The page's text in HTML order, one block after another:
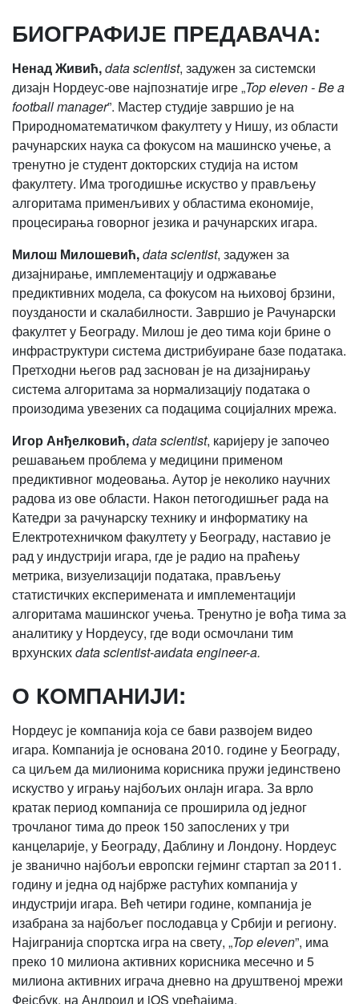
БИОГРАФИЈЕ ПРЕДАВАЧА:
Ненад Живић,data scientist, задужен за системски
дизајн Нордеус-ове најпознатије игре „Top eleven - Be a
football manager”. Мастер студије завршио је на
Природноматематичком факултету у Нишу, из области
рачунарских наука са фокусом на машинско учење, а
тренутно је студент докторских студија на истом
факултету. Има трогодишње искуство у прављењу
алгоритама применљивих у областима економије,
процесирања говорног језика и рачунарских игара.
Милош Милошевић,data scientist, задужен за
дизајнирање, имплементацију и одржавање
предиктивних модела, са фокусом на њиховој брзини,
поузданости и скалабилности. Завршио је Рачунарски
факултет у Београду. Милош је део тима који брине о
инфраструктури система дистрибуиране базе података.
Претходни његов рад заснован је на дизајнирању
система алгоритама за нормализацију података о
произодима увезених са подацима социјалних мрежа.
Игор Анђелковић,data scientist, каријеру је започео
решавањем проблема у медицини применом
предиктивног модеовања. Аутор је неколико научних
радова из ове области. Након петогодишњег рада на
Катедри за рачунарску технику и информатику на
Електротехничком факултету у Београду, наставио је
рад у индустрији игара, где је радио на праћењу
метрика, визуелизацији података, прављењу
статистичких експеримената и имплементацији
алгоритама машинског учења. Тренутно је вођа тима за
аналитику у Нордеусу, где води осмочлани тим
врхунскихdata scientist-aиdata engineer-a.
О КОМПАНИЈИ:
Нордеус је компанија која се бави развојем видео
игара. Компанија је основана 2010. године у Београду,
са циљем да милионима корисника пружи јединствено
искуство у игрању најбољих онлајн игара. За врло
кратак период компанија се проширила од једног
трочланог тима до преок 150 запослених у три
канцеларије, у Београду, Даблину и Лондону. Нордеус
је званично најбољи европски гејминг стартап за 2011.
годину и једна од најбрже растућих компанија у
индустрији игара. Већ четири године, компанија је
изабрана за најбољег послодавца у Србији и региону.
Најигранија спортска игра на свету, „Top eleven”, има
преко 10 милиона активних корисника месечно и 5
милиона активних играча дневно на друштвеној мрежи
Фејсбук, на Андроид и iOS уређајима.